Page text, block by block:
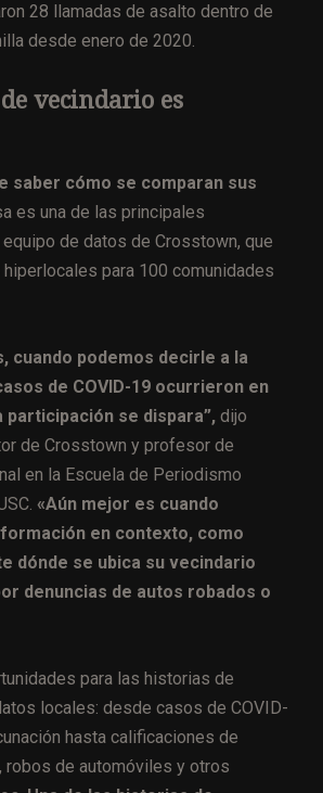
28 llamadas de asalto dentro de
desde enero de 2020.
vecindario es
saber cómo se comparan sus
es una de las principales
de datos de Crosstown, que
para 100 comunidades
cuando podemos decirle a la
de COVID-19 ocurrieron en
participación se dispara”, dijo
de Crosstown y profesor de
en la Escuela de Periodismo
«Aún mejor es cuando
en contexto, como
dónde se ubica su vecindario
denuncias de autos robados o
para las historias de
locales: desde casos de COVID-
hasta calificaciones de
robos de automóviles y otros